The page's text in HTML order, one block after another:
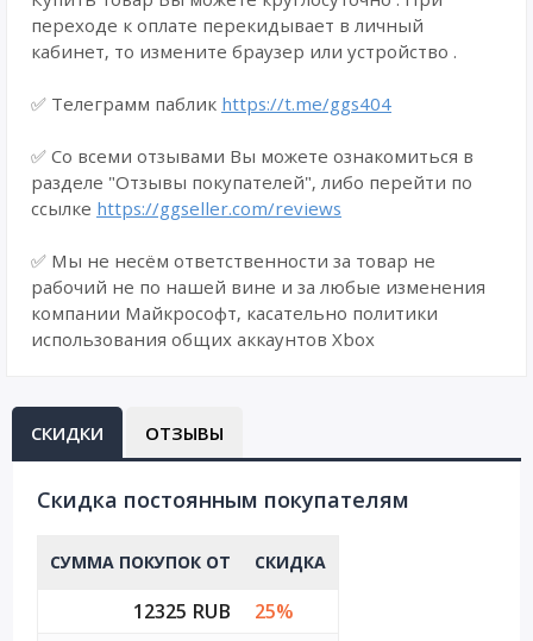
переходе к оплате перекидывает в личный
кабинет, то измените браузер или устройство .
✅ Телеграмм паблик https://t.me/ggs404
✅ Со всеми отзывами Вы можете ознакомиться в
разделе "Отзывы покупателей", либо перейти по
ссылке https://ggseller.com/reviews
✅ Мы не несём ответственности за товар не
рабочий не по нашей вине и за любые изменения
компании Майкрософт, касательно политики
использования общих аккаунтов Xbox
СКИДКИ ОТЗЫВЫ
Cкидка постоянным покупателям
СУММА ПОКУПОК ОТ СКИДКА
12325 RUB
25%